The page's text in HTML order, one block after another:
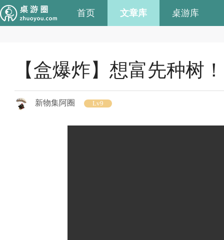
首页 文章库 桌游库
【盒爆炸】想富先种树
新物集阿圈 Lv9